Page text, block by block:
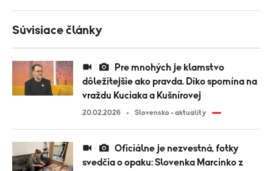
Súvisiace články
dôležitejšie ako pravda. Diko spomína na
vraždu Kuciaka a Kušnírovej
20.02.2026 Slovensko - aktuality
svedčia o opaku: Slovenka Marcinko z